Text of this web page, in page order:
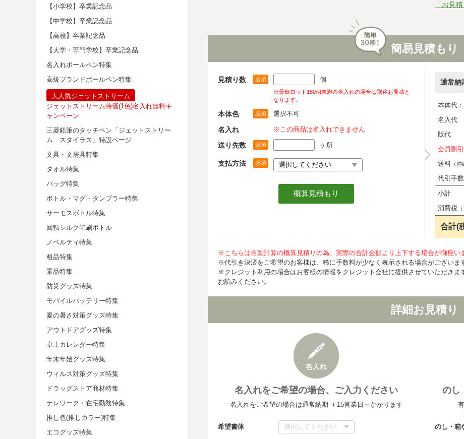
【小学校】卒業記念品
【中学校】卒業記念品
【高校】卒業記念品
【大学・専門学校】卒業記念品
名入れボールペン特集
高級ブランドボールペン特集
大人気ジェットストリーム
ジェットストリーム特価(1色)名入れ無料キ
ャンペーン
三菱鉛筆のタッチペン「ジェットストリー
ム スタイラス」特設ページ
文具・文房具特集
タオル特集
バッグ特集
ボトル・マグ・タンブラー特集
サーモスボトル特集
回転シルク印刷ボトル
ノベルティ特集
粗品特集
景品特集
防災グッズ特集
モバイルバッテリー特集
夏の暑さ対策グッズ特集
アウトドアグッズ特集
卓上カレンダー特集
年末年始グッズ特集
ウィルス対策グッズ特集
ドラッグストア商材特集
テレワーク・在宅勤務特集
推し色(推しカラー)特集
エコグッズ特集
「お見
簡易見積もり
見積り数 必須 個
※最低ロット150個未満の名入れの場合は別途お見積と
なります。
本体色 必須 選択不可
名入れ ※この商品は名入れできません
送り先数 必須 ヶ所
支払方法 必須
通常納
本体代
名入代
版代
会員割引
送料 （
代引手
小計
消費税
合計(
※こちらは自動計算の概算見積りの為、実際の合計金額より上下する場合が御座い
※代引き決済をご希望のお客様は、稀に手数料が少なく表示される場合がございま
※クレジット利用の場合はお客様の情報をクレジット会社に提供させていただき
お読みください。
詳細お見積り
名入れをご希望の場合、ご入力ください
名入れをご希望の場合は通常納期 ＋15営業日～かかります
希望書体
のし
のし・箱